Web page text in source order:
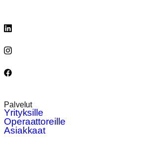
Palvelut
Yrityksille
Operaattoreille
Asiakkaat